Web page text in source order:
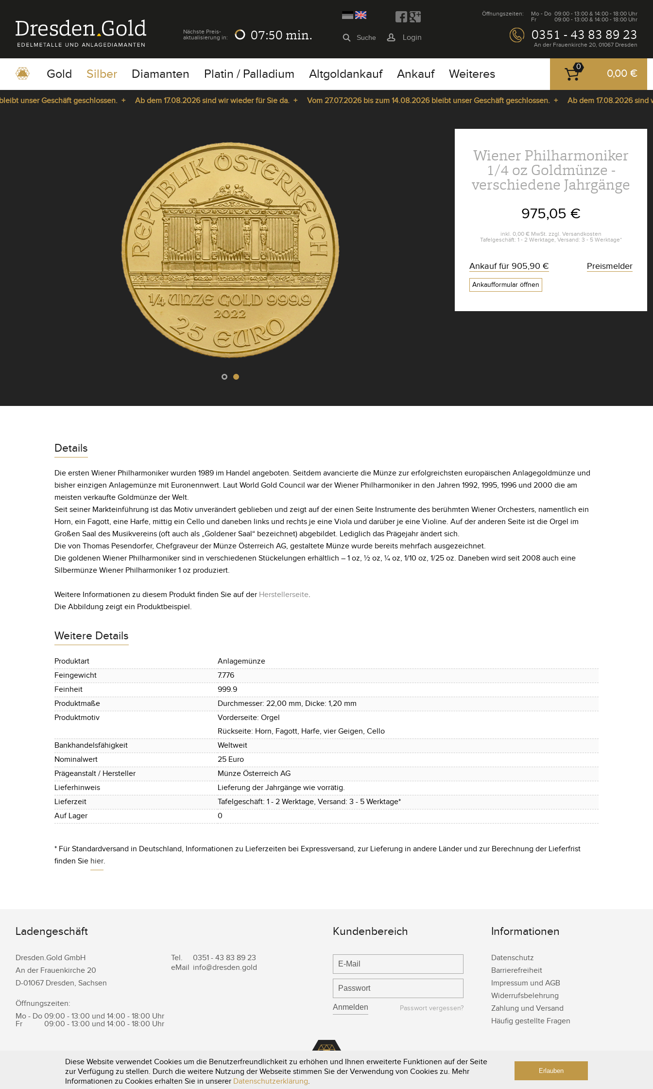
Nächste Preis-
aktualisierung in:
07:50 min. Login
Mo - Do 09:00 - 13:00 & 14:00 - 18:00 Uhr
Fr
09:00 - 13:00 & 14:00 - 18:00 Uhr
Öffnungszeiten:
0351 - 43 83 89 23
An der Frauenkirche 20, 01067 Dresden
Gold Silber Diamanten Platin / Palladium Altgoldankauf Ankauf Weiteres
0
0,00 €
unser Geschäft geschlossen. + Ab dem 17.08.2026 sind wir wieder für Sie da. + Vom 27.07.2026 bis zum 14.08.2026 bleibt unser Geschäft geschlossen. +
Ab dem 17.08.2026 sind wir
Wiener Philharmoniker
1/4 oz Goldmünze -
verschiedene Jahrgänge
975,05 €
inkl. 0,00 € MwSt. zzgl. Versandkosten
Tafelgeschäft: 1 - 2 Werktage, Versand: 3 - 5 Werktage*
Ankauf für 905,90 €
Ankaufformular öffnen
Preismelder
Details
Die ersten Wiener Philharmoniker wurden 1989 im Handel angeboten. Seitdem avancierte die Münze zur erfolgreichsten europäischen Anlagegoldmünze und
bisher einzigen Anlagemünze mit Euronennwert. Laut World Gold Council war der Wiener Philharmoniker in den Jahren 1992, 1995, 1996 und 2000 die am
meisten verkaufte Goldmünze der Welt.
Seit seiner Markteinführung ist das Motiv unverändert geblieben und zeigt auf der einen Seite Instrumente des berühmten Wiener Orchesters, namentlich ein
Horn, ein Fagott, eine Harfe, mittig ein Cello und daneben links und rechts je eine Viola und darüber je eine Violine. Auf der anderen Seite ist die Orgel im
Großen Saal des Musikvereins (oft auch als „Goldener Saal“ bezeichnet) abgebildet. Lediglich das Prägejahr ändert sich.
Die von Thomas Pesendorfer, Chefgraveur der Münze Österreich AG, gestaltete Münze wurde bereits mehrfach ausgezeichnet.
Die goldenen Wiener Philharmoniker sind in verschiedenen Stückelungen erhältlich – 1 oz, ½ oz, ¼ oz, 1/10 oz, 1/25 oz. Daneben wird seit 2008 auch eine
Silbermünze Wiener Philharmoniker 1 oz produziert.
Weitere Informationen zu diesem Produkt finden Sie auf der Herstellerseite.
Die Abbildung zeigt ein Produktbeispiel.
Weitere Details
Produktart
Anlagemünze
Feingewicht
7.776
Feinheit
999.9
Produktmaße
Durchmesser: 22,00 mm, Dicke: 1,20 mm
Produktmotiv
Vorderseite: Orgel
Rückseite: Horn, Fagott, Harfe, vier Geigen, Cello
Bankhandelsfähigkeit
Weltweit
Nominalwert
25 Euro
Prägeanstalt / Hersteller
Münze Österreich AG
Lieferhinweis
Lieferung der Jahrgänge wie vorrätig.
Lieferzeit
Tafelgeschäft: 1 - 2 Werktage, Versand: 3 - 5 Werktage*
Auf Lager
0
* Für Standardversand in Deutschland, Informationen zu Lieferzeiten bei Expressversand, zur Lieferung in andere Länder und zur Berechnung der Lieferfrist
finden Sie hier.
Ladengeschäft
Dresden.Gold GmbH
An der Frauenkirche 20
D-01067 Dresden, Sachsen
Öffnungszeiten:
Mo - Do 09:00 - 13:00 und 14:00 - 18:00 Uhr
Fr
09:00 - 13:00 und 14:00 - 18:00 Uhr
Tel. 0351 - 43 83 89 23
eMail info@dresden.gold
Kundenbereich
Passwort vergessen?
Informationen
Datenschutz
Barrierefreiheit
Impressum und AGB
Widerrufsbelehrung
Zahlung und Versand
Häufig gestellte Fragen
0351 - 43 83 89 23
Diese Website verwendet Cookies um die Benutzerfreundlichkeit zu erhöhen und Ihnen erweiterte Funktionen auf der Seite
zur Verfügung zu stellen. Durch die weitere Nutzung der Webseite stimmen Sie der Verwendung von Cookies zu. Mehr
Informationen zu Cookies erhalten Sie in unserer Datenschutzerklärung.
Erlauben